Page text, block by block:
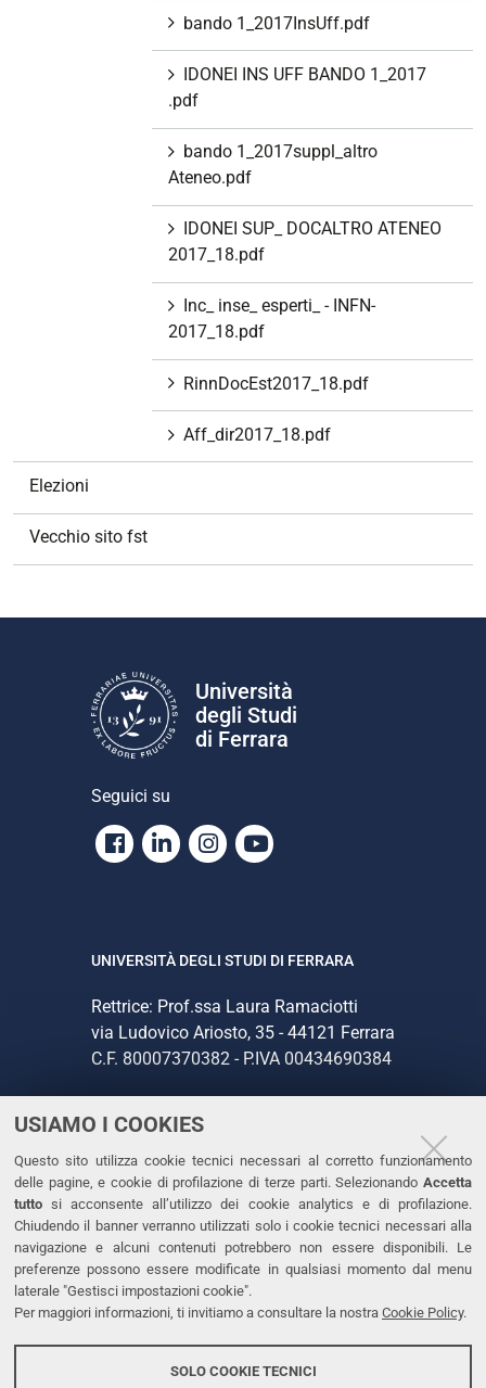
USIAMO I COOKIES
Questo sito utilizza cookie tecnici necessari al corretto funzionamento
delle pagine, e cookie di profilazione di terze parti. Selezionando Accetta
tutto si acconsente all’utilizzo dei cookie analytics e di profilazione.
Chiudendo il banner verranno utilizzati solo i cookie tecnici necessari alla
navigazione e alcuni contenuti potrebbero non essere disponibili. Le
preferenze possono essere modificate in qualsiasi momento dal menu
laterale "Gestisci impostazioni cookie".
Per maggiori informazioni, ti invitiamo a consultare la nostra Cookie Policy.
SOLO COOKIE TECNICI
bando 1_2017InsUff.pdf
IDONEI INS UFF BANDO 1_2017
.pdf
bando 1_2017suppl_altro
Ateneo.pdf
IDONEI SUP_ DOCALTRO ATENEO
2017_18.pdf
Inc_ inse_ esperti_ - INFN-
2017_18.pdf
RinnDocEst2017_18.pdf
Aff_dir2017_18.pdf
Elezioni
Vecchio sito fst
Università
degli Studi
di Ferrara
Seguici su
Facebook
LinkedinInstagram
Youtube
UNIVERSITÀ DEGLI STUDI DI FERRARA
Rettrice: Prof.ssa Laura Ramaciotti
via Ludovico Ariosto, 35 - 44121 Ferrara
C.F. 80007370382 - P.IVA 00434690384
CONTATTI
Tel. +39 0532 293111
Fax. +39 0532 293031
PEC
LINKS
Dichiarazione di accessibilità